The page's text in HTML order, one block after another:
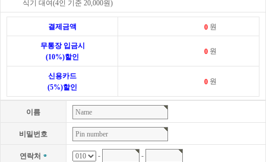
식기 대여(4인 기준 20,000원)
결제금액 원
무통장 입금시
(10%)할인
원
신용카드
(5%)할인
원
이름
비밀번호
연락처 - -